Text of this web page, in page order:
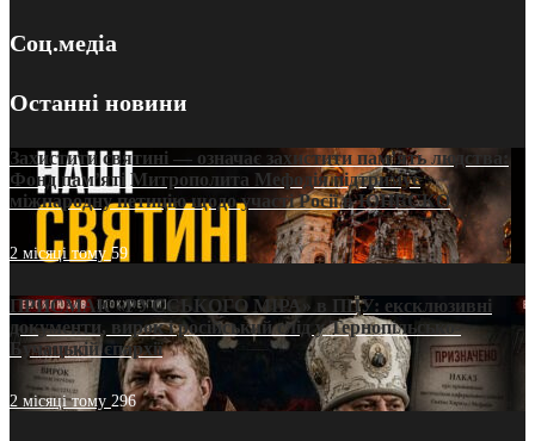
Соц.медіа
Останні новини
Захистити святині — означає захистити пам’ять людства:
Фонд пам’яті Митрополита Мефодія підтримує
міжнародну петицію щодо участі Росії в ЮНЕСКО
2 місяці тому59
ПРИСМАК «РУССЬКОГО МІРА» в ПЦУ: ексклюзивні
документи, вирок і російський слід у Тернопільсько-
Бучацькій єпархії
2 місяці тому 296